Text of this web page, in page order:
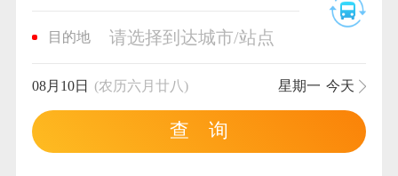
目的地 请选择到达城市/站点
08月10日 (农历六月廿八) 星期一 今天
查 询